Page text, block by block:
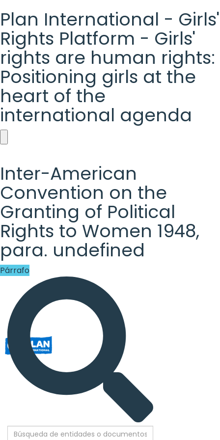
Plan International - Girls'
Rights Platform - Girls'
rights are human rights:
Positioning girls at the
heart of the
international agenda
International
-
Girls'
Rights
Platform
-
Girls'
rights
are
human
rights:
Positioning
at
Inter-American
Convention on the
Granting of Political
Rights to Women 1948,
para. undefined
Párrafo